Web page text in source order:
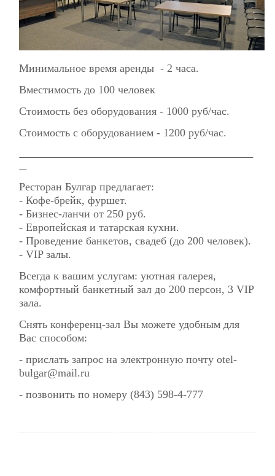
Минимальное время аренды - 2 часа.
Вместимость до 100 человек
Стоимость без оборудования - 1000 руб/час.
Стоимость с оборудованием - 1200 руб/час.
Ресторан Булгар предлагает:
- Кофе-брейк, фуршет.
- Бизнес-ланчи от 250 руб.
- Европейская и татарская кухни.
- Проведение банкетов, свадеб (до 200 человек).
- VIP залы.
Всегда к вашим услугам: уютная галерея,
комфортный банкетный зал до 200 персон, 3 VIP
зала.
Снять конференц-зал Вы можете удобным для
Вас способом:
- прислать запрос на электронную почту otel-
bulgar@mail.ru
- позвонить по номеру (843) 598-4-777